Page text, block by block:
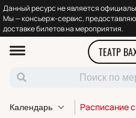
Данный ресурс не является
Мы — консьерж-сервис,
доставке билетов на мероприятия.
ТЕАТР
Календарь Расписание